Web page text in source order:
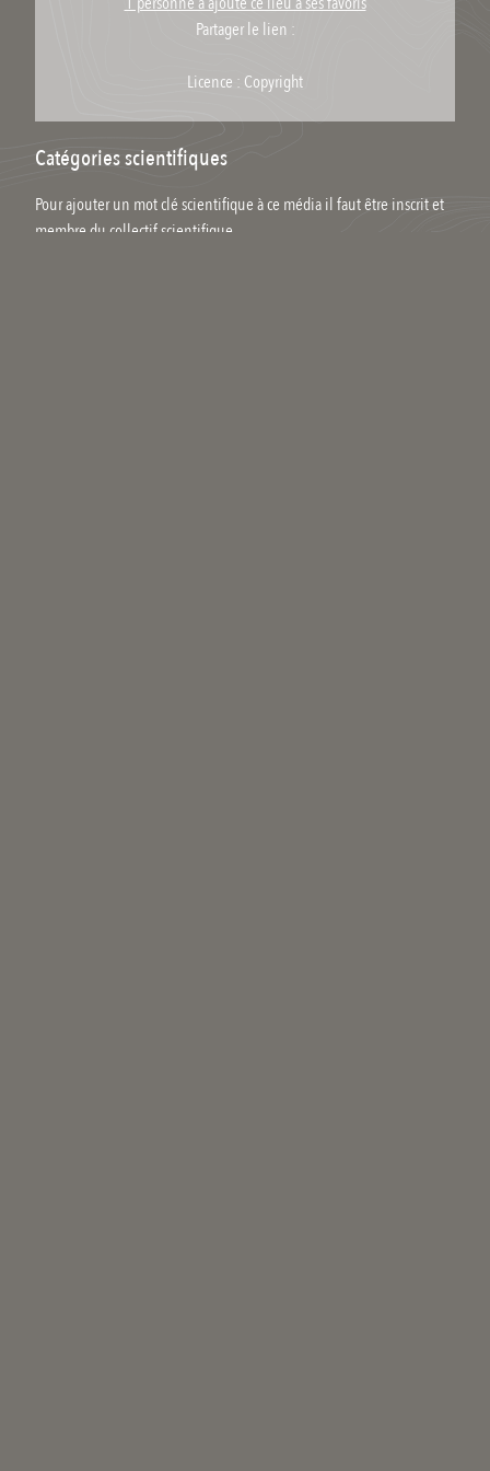
Partager le lien :
Licence : Copyright
Catégories scientifiques
Pour ajouter un mot clé scientifique à ce média il faut être inscrit et
membre du collectif scientifique.